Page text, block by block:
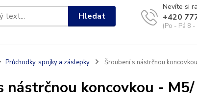
Hledat
Nevíte si
+420
(Po - Pá 8
Průchodky, spojky a záslepky Šroubení s nástrčnou
nástrčnou koncovkou -